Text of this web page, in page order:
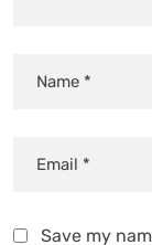
Save my